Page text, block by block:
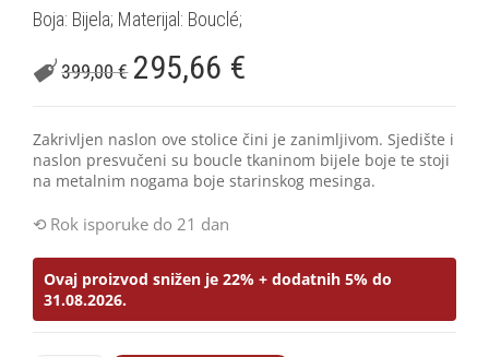
Boja: Bijela; Materijal: Bouclé;
399,00€ 295,66 €
Zakrivljen naslon ove stolice čini je zanimljivom. Sjedište i
naslon presvučeni su boucle tkaninom bijele boje te stoji
na metalnim nogama boje starinskog mesinga.
Rok isporuke do 21 dan
Ovaj proizvod snižen je 22% + dodatnih 5% do
31.08.2026.